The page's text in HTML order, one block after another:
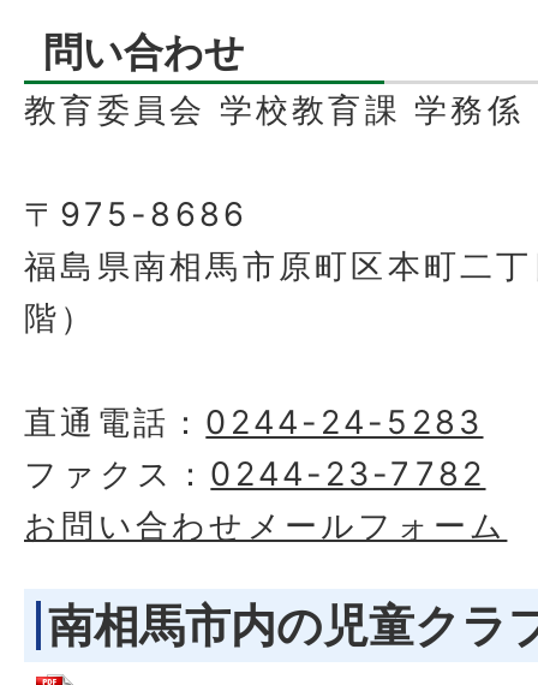
問い合わせ
教育委員会 学校教育課 学務係
〒975-8686
福島県南相馬市原町区本町二
階）
直通電話： 0244-24-5283
ファクス： 0244-23-7782
お問い合わせメールフォーム
南相馬市内の児童クラ